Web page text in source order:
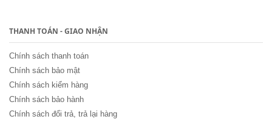
THANH TOÁN - GIAO NHẬN
Chính sách thanh toán
Chính sách bảo mật
Chính sách kiểm hàng
Chính sách bảo hành
Chính sách đổi trả, trả lại hàng